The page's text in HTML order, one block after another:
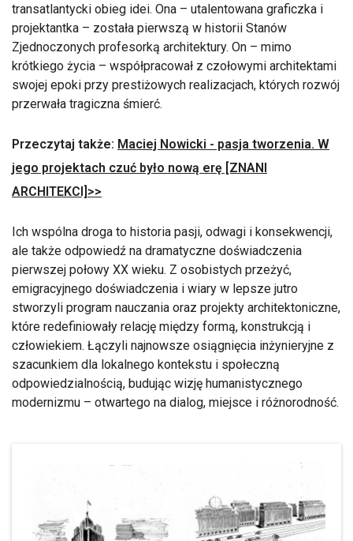
transatlantycki obieg idei. Ona – utalentowana graficzka i
projektantka – została pierwszą w historii Stanów
Zjednoczonych profesorką architektury. On – mimo
krótkiego życia – współpracował z czołowymi architektami
swojej epoki przy prestiżowych realizacjach, których rozwój
przerwała tragiczna śmierć.
Przeczytaj także: Maciej Nowicki - pasja tworzenia. W
jego projektach czuć było nową erę [ZNANI
ARCHITEKCI]>>
Ich wspólna droga to historia pasji, odwagi i konsekwencji,
ale także odpowiedź na dramatyczne doświadczenia
pierwszej połowy XX wieku. Z osobistych przeżyć,
emigracyjnego doświadczenia i wiary w lepsze jutro
stworzyli program nauczania oraz projekty architektoniczne,
które redefiniowały relację między formą, konstrukcją i
człowiekiem. Łączyli najnowsze osiągnięcia inżynieryjne z
szacunkiem dla lokalnego kontekstu i społeczną
odpowiedzialnością, budując wizję humanistycznego
modernizmu – otwartego na dialog, miejsce i różnorodność.